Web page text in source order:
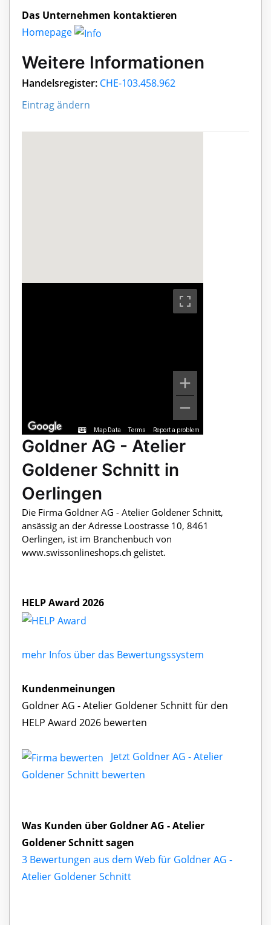
Das Unternehmen kontaktieren
Homepage
Weitere Informationen
Handelsregister: CHE-103.458.962
Eintrag ändern
Map Data Terms Report a problem
Goldner AG - Atelier
Goldener Schnitt in
Oerlingen
Die Firma Goldner AG - Atelier Goldener Schnitt,
ansässig an der Adresse Loostrasse 10, 8461
Oerlingen, ist im Branchenbuch von
www.swissonlineshops.ch gelistet.
HELP Award 2026
mehr Infos über das Bewertungssystem
Kundenmeinungen
Goldner AG - Atelier Goldener Schnitt für den
HELP Award 2026 bewerten
Jetzt Goldner AG - Atelier
Goldener Schnitt bewerten
Was Kunden über Goldner AG - Atelier
Goldener Schnitt sagen
3 Bewertungen aus dem Web für Goldner AG -
Atelier Goldener Schnitt